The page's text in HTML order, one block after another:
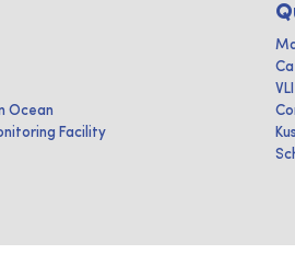
Ocean
Facility